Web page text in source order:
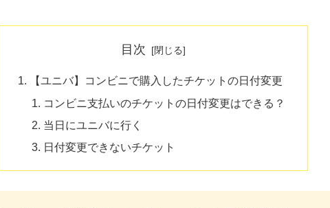
目次
【ユニバ】コンビニで購入したチケットの日付変更
コンビニ支払いのチケットの日付変更はできる？
当日にユニバに行く
日付変更できないチケット